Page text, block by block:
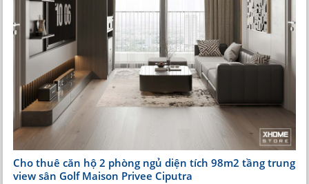
Thời điểm hiện tại,
dự án Vinhomes Riversidechỉ còn
nguồn hàng mua bán, chuyển nhượng và cho thuê. Quý
khách hàng có nhu cầu sở hữu hoặc thuê nhà, biệt thự tại
đây hãy xem các lựa chọn dưới đây:
Bán biệt thự Vinhomes Riverside
Cho thuê biệt thự Vinhomes Riverside
Cho thuê căn hộ 2 phòng ngủ diện tích 98m2 tầng trung
view sân Golf Maison Privee Ciputra